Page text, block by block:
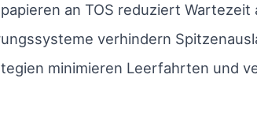
an TOS reduziert Wartezeit
verhindern
minimieren Leerfahrten und